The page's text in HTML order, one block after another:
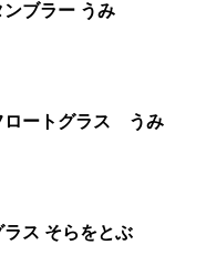
ノラネコぐんだん タンブラー うみ
ネコぐんだん フロートグラス うみ
ノラネコぐんだん グラス そらをとぶ